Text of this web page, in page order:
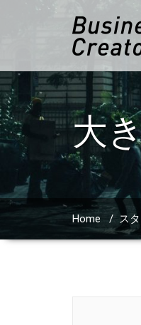
大
Home / ス